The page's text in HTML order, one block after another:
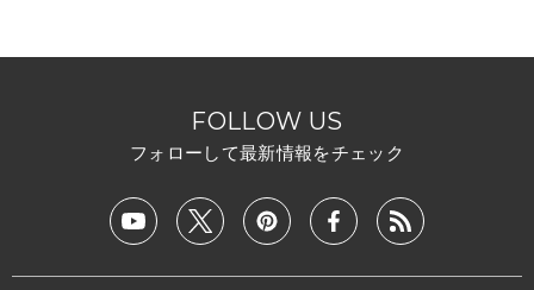
FOLLOW US
フォローして最新情報をチェック